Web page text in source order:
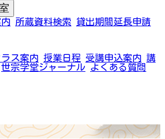
所蔵資料検索
貸出期間延長申請
ラス案内 授業日程 受講申込案内 講
世宗学堂ジャーナル よくある質問